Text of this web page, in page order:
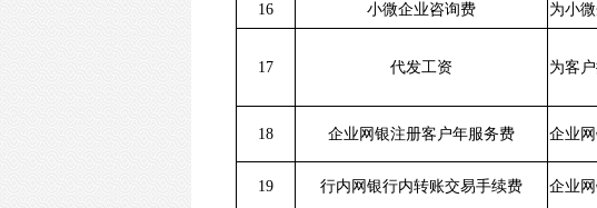
16 小微企业咨询费 为小
17 代发工资 为客
18 企业网银注册客户年服务费 企业
19 行内网银行内转账交易手续费 企业